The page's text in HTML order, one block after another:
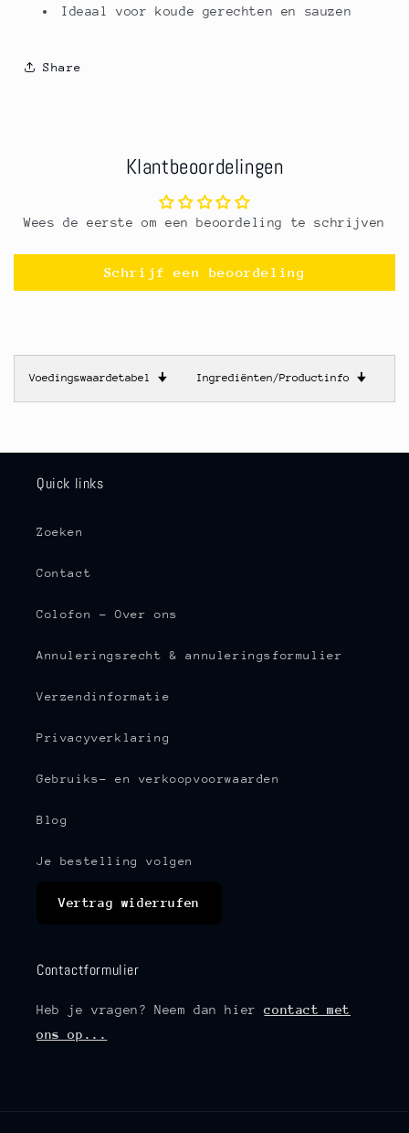
Ideaal voor koude gerechten en sauzen
Share
Klantbeoordelingen
Wees de eerste om een beoordeling te schrijven
Schrijf een beoordeling
Voedingswaardetabel 🠋 Ingrediënten/Productinfo 🠋
Quick links
Zoeken
Contact
Colofon - Over ons
Annuleringsrecht & annuleringsformulier
Verzendinformatie
Privacyverklaring
Gebruiks- en verkoopvoorwaarden
Blog
Je bestelling volgen
Vertrag widerrufen
Contactformulier
Heb je vragen? Neem dan hiercontact met
ons op...